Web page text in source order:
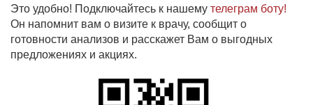
Это удобно! Подключайтесь к нашему телеграм боту!
Он напомнит вам о визите к врачу, сообщит о
готовности анализов и расскажет Вам о выгодных
предложениях и акциях.